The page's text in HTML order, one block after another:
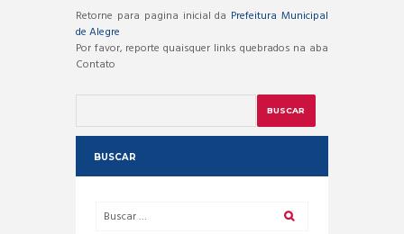
Retorne para pagina inicial da Prefeitura Municipal
de Alegre
Por favor, reporte quaisquer links quebrados na aba
Contato
BUSCAR